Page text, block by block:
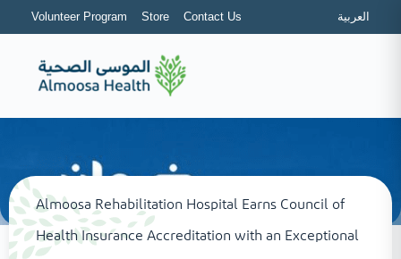
Volunteer Program Store Contact Us العربية
Almoosa Rehabilitation Hospital Earns Council of
Health Insurance Accreditation with an Exceptional